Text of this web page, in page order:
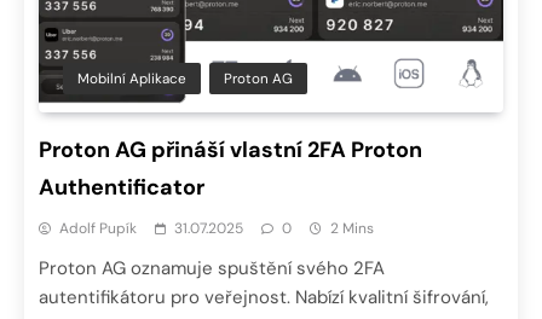
Mobilní Aplikace Proton AG
Proton AG přináší vlastní 2FA Proton
Authentificator
Adolf Pupík 31.07.2025 0 2 Mins
Proton AG oznamuje spuštění svého 2FA
autentifikátoru pro veřejnost. Nabízí kvalitní šifrování,